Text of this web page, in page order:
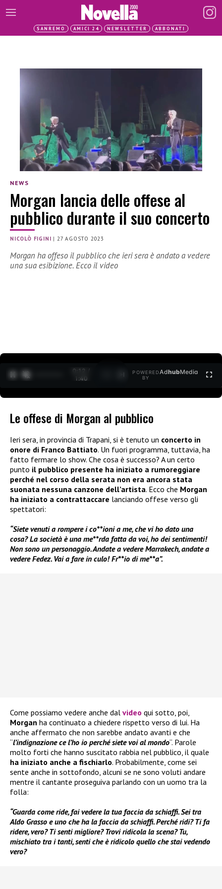
SANREMO AMICI 24 NEWSLETTER ABBONATI
NEWS
Morgan lancia delle offese al
pubblico durante il suo concerto
NICOLÒ FIGINI | 27 AGOSTO 2023
Morgan ha offeso il pubblico che ieri sera è andato a vedere
una sua esibizione. Ecco il video
0:12 /
1:40
POWERED
BY
AdhubMedia
Le offese di Morgan al pubblico
Ieri sera, in provincia di Trapani, si è tenuto un concerto in
onore di Franco Battiato. Un fuori programma, tuttavia, ha
fatto fermare lo show. Che cosa è successo? A un certo
punto il pubblico presente ha iniziato a rumoreggiare
perché nel corso della serata non era ancora stata
suonata nessuna canzone dell’artista. Ecco che Morgan
ha iniziato a contrattaccare lanciando offese verso gli
spettatori:
“Siete venuti a rompere i co**ioni a me, che vi ho dato una
cosa? La società è una me**rda fatta da voi, ho dei sentimenti!
Non sono un personaggio. Andate a vedere Marrakech, andate a
vedere Fedez. Vai a fare in culo! Fr**io di me**a”.
Come possiamo vedere anche dal video qui sotto, poi,
Morgan ha continuato a chiedere rispetto verso di lui. Ha
anche affermato che non sarebbe andato avanti e che
“l’indignazione ce l’ho io perché siete voi al mondo“. Parole
molto forti che hanno suscitato rabbia nel pubblico, il quale
ha iniziato anche a fischiarlo. Probabilmente, come sei
sente anche in sottofondo, alcuni se ne sono voluti andare
mentre il cantante proseguiva parlando con un uomo tra la
folla:
“Guarda come ride, fai vedere la tua faccia da schiaffi. Sei tra
Aldo Grasso e uno che ha la faccia da schiaffi. Perché ridi? Ti fa
ridere, vero? Ti senti migliore? Trovi ridicola la scena? Tu,
mischiato tra i tanti, senti che è ridicolo quello che stai vedendo
vero?